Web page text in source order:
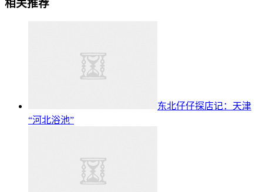
相关推荐
东北仔仔探店记：天津
“河北浴池”